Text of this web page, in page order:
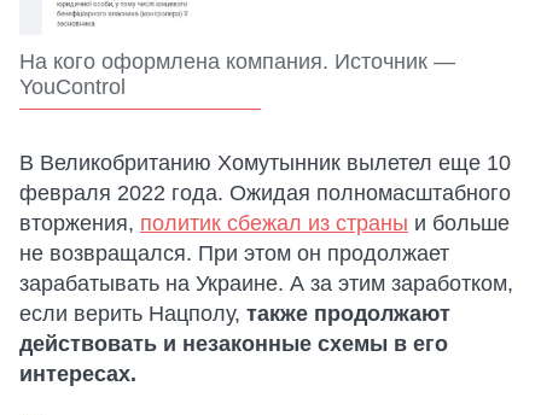
На кого оформлена компания. Источник —
YouControl
В Великобританию Хомутынник вылетел еще 10
февраля 2022 года. Ожидая полномасштабного
вторжения, политик сбежал из страны и больше
не возвращался. При этом он продолжает
зарабатывать на Украине. А за этим заработком,
если верить Нацполу, также продолжают
действовать и незаконные схемы в его
интересах.